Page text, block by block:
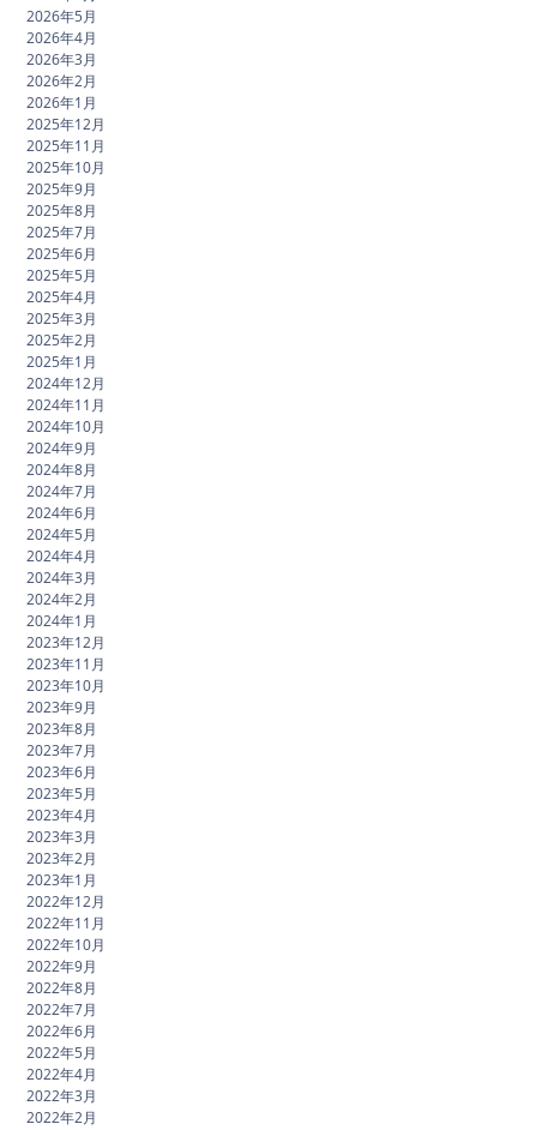
2026年5月
2026年4月
2026年3月
2026年2月
2026年1月
2025年12月
2025年11月
2025年10月
2025年9月
2025年8月
2025年7月
2025年6月
2025年5月
2025年4月
2025年3月
2025年2月
2025年1月
2024年12月
2024年11月
2024年10月
2024年9月
2024年8月
2024年7月
2024年6月
2024年5月
2024年4月
2024年3月
2024年2月
2024年1月
2023年12月
2023年11月
2023年10月
2023年9月
2023年8月
2023年7月
2023年6月
2023年5月
2023年4月
2023年3月
2023年2月
2023年1月
2022年12月
2022年11月
2022年10月
2022年9月
2022年8月
2022年7月
2022年6月
2022年5月
2022年4月
2022年3月
2022年2月